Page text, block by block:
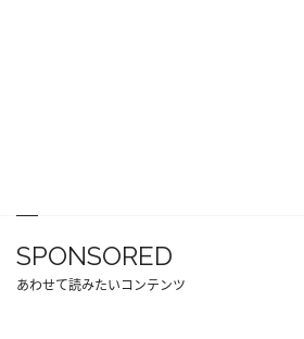
SPONSORED
あわせて読みたいコンテンツ